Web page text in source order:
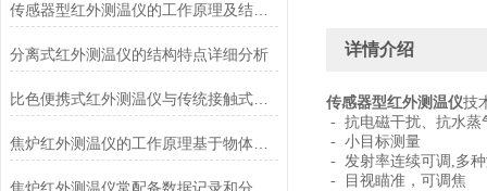
传感器型红外测温仪的工作原理及结构特点
分离式红外测温仪的结构特点详细分析
比色便携式红外测温仪与传统接触式测量方法相比有哪些优势？
焦炉红外测温仪的工作原理基于物体的辐射特性
详情介绍
传感器型红外测温仪技
- 抗电磁干扰、抗水蒸
- 小目标测量
- 发射率连续可调,多
- 目视瞄准，可调焦